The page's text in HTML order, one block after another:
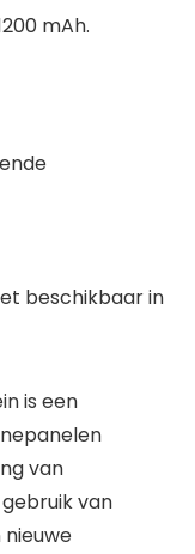
mAh.
beschikbaar in
is een
van
van